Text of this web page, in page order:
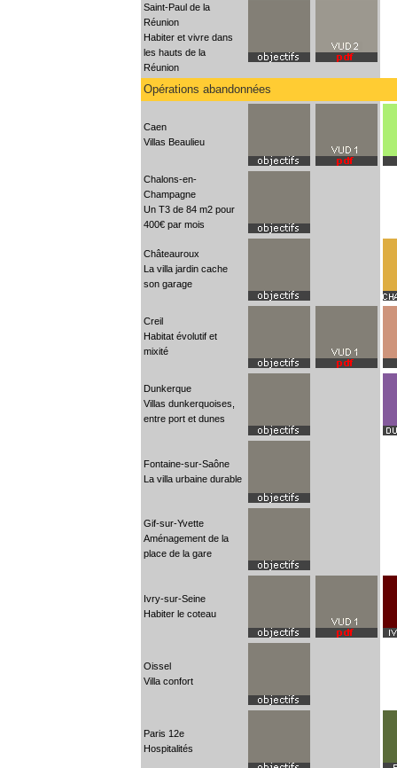
Saint-Paul de la
Réunion
Habiter et vivre dans
les hauts de la
Réunion
Opérations abandonnées
Caen
Villas Beaulieu
Chalons-en-
Champagne
Un T3 de 84 m2 pour
400€ par mois
Châteauroux
La villa jardin cache
son garage
Creil
Habitat évolutif et
mixité
Dunkerque
Villas dunkerquoises,
entre port et dunes
Fontaine-sur-Saône
La villa urbaine durable
Gif-sur-Yvette
Aménagement de la
place de la gare
Ivry-sur-Seine
Habiter le coteau
Oissel
Villa confort
Paris 12e
Hospitalités